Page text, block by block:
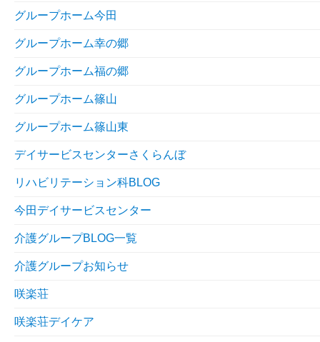
グループホーム今田
グループホーム幸の郷
グループホーム福の郷
グループホーム篠山
グループホーム篠山東
デイサービスセンターさくらんぼ
リハビリテーション科BLOG
今田デイサービスセンター
介護グループBLOG一覧
介護グループお知らせ
咲楽荘
咲楽荘デイケア